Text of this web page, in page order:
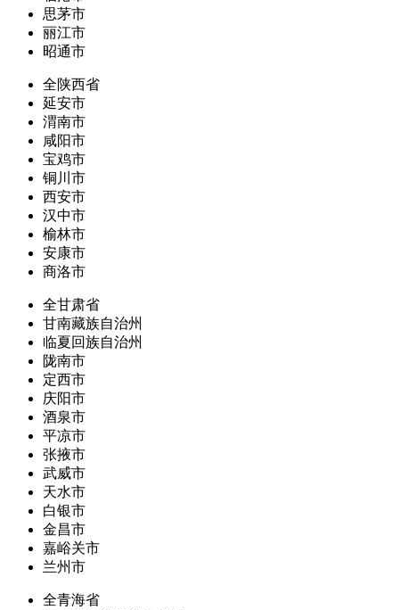
思茅市
丽江市
昭通市
全陕西省
延安市
渭南市
咸阳市
宝鸡市
铜川市
西安市
汉中市
榆林市
安康市
商洛市
全甘肃省
甘南藏族自治州
临夏回族自治州
陇南市
定西市
庆阳市
酒泉市
平凉市
张掖市
武威市
天水市
白银市
金昌市
嘉峪关市
兰州市
全青海省